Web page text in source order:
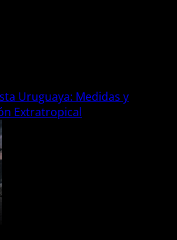
Uruguaya: Medidas y
Extratropical